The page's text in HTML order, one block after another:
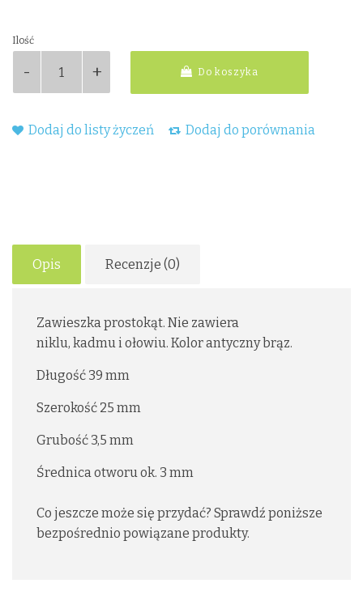
Ilość
Do koszyka
Dodaj do listy życzeń Dodaj do porównania
Opis Recenzje (0)
Zawieszka prostokąt. Nie zawiera
niklu, kadmu i ołowiu. Kolor antyczny brąz.
Długość 39 mm
Szerokość 25 mm
Grubość 3,5 mm
Średnica otworu ok. 3 mm
Co jeszcze może się przydać? Sprawdź poniższe
bezpośrednio powiązane produkty.